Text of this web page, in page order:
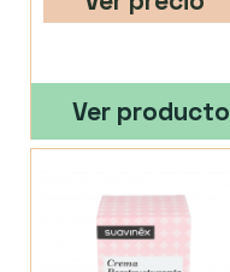
Ver producto